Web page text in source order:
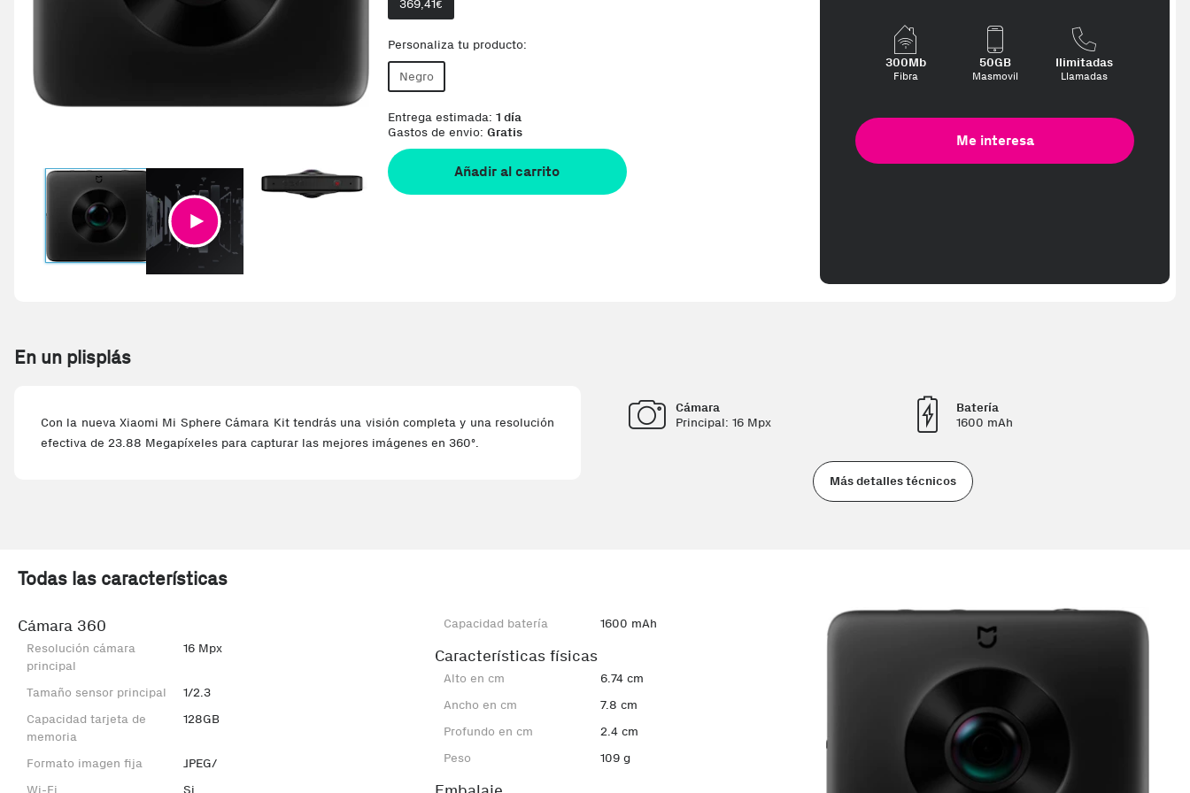
369,41€
Personaliza tu producto:
Negro
Entrega estimada: 1 día
Gastos de envio: Gratis
Añadir al carrito
300Mb
Fibra
50GB
Masmovil
Ilimitadas
Llamadas
Me interesa
En un plisplás
Con la nueva Xiaomi Mi Sphere Cámara Kit tendrás una visión completa y una resolución
efectiva de 23.88 Megapíxeles para capturar las mejores imágenes en 360º.
Cámara
Principal: 16 Mpx
Batería
1600 mAh
Más detalles técnicos
Todas las características
Cámara 360
Resolución cámara
principal
16 Mpx
Tamaño sensor principal
1/2.3
Capacidad tarjeta de
memoria
128GB
Formato imagen fija
JPEG/
Wi-Fi
Si
Capacidad batería 1600 mAh
Características físicas
Alto en cm
6.74 cm
Ancho en cm
7.8 cm
Profundo en cm
2.4 cm
Peso
109 g